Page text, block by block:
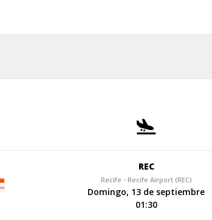
REC
Recife - Recife Airport (REC)
Domingo, 13 de septiembre
01:30